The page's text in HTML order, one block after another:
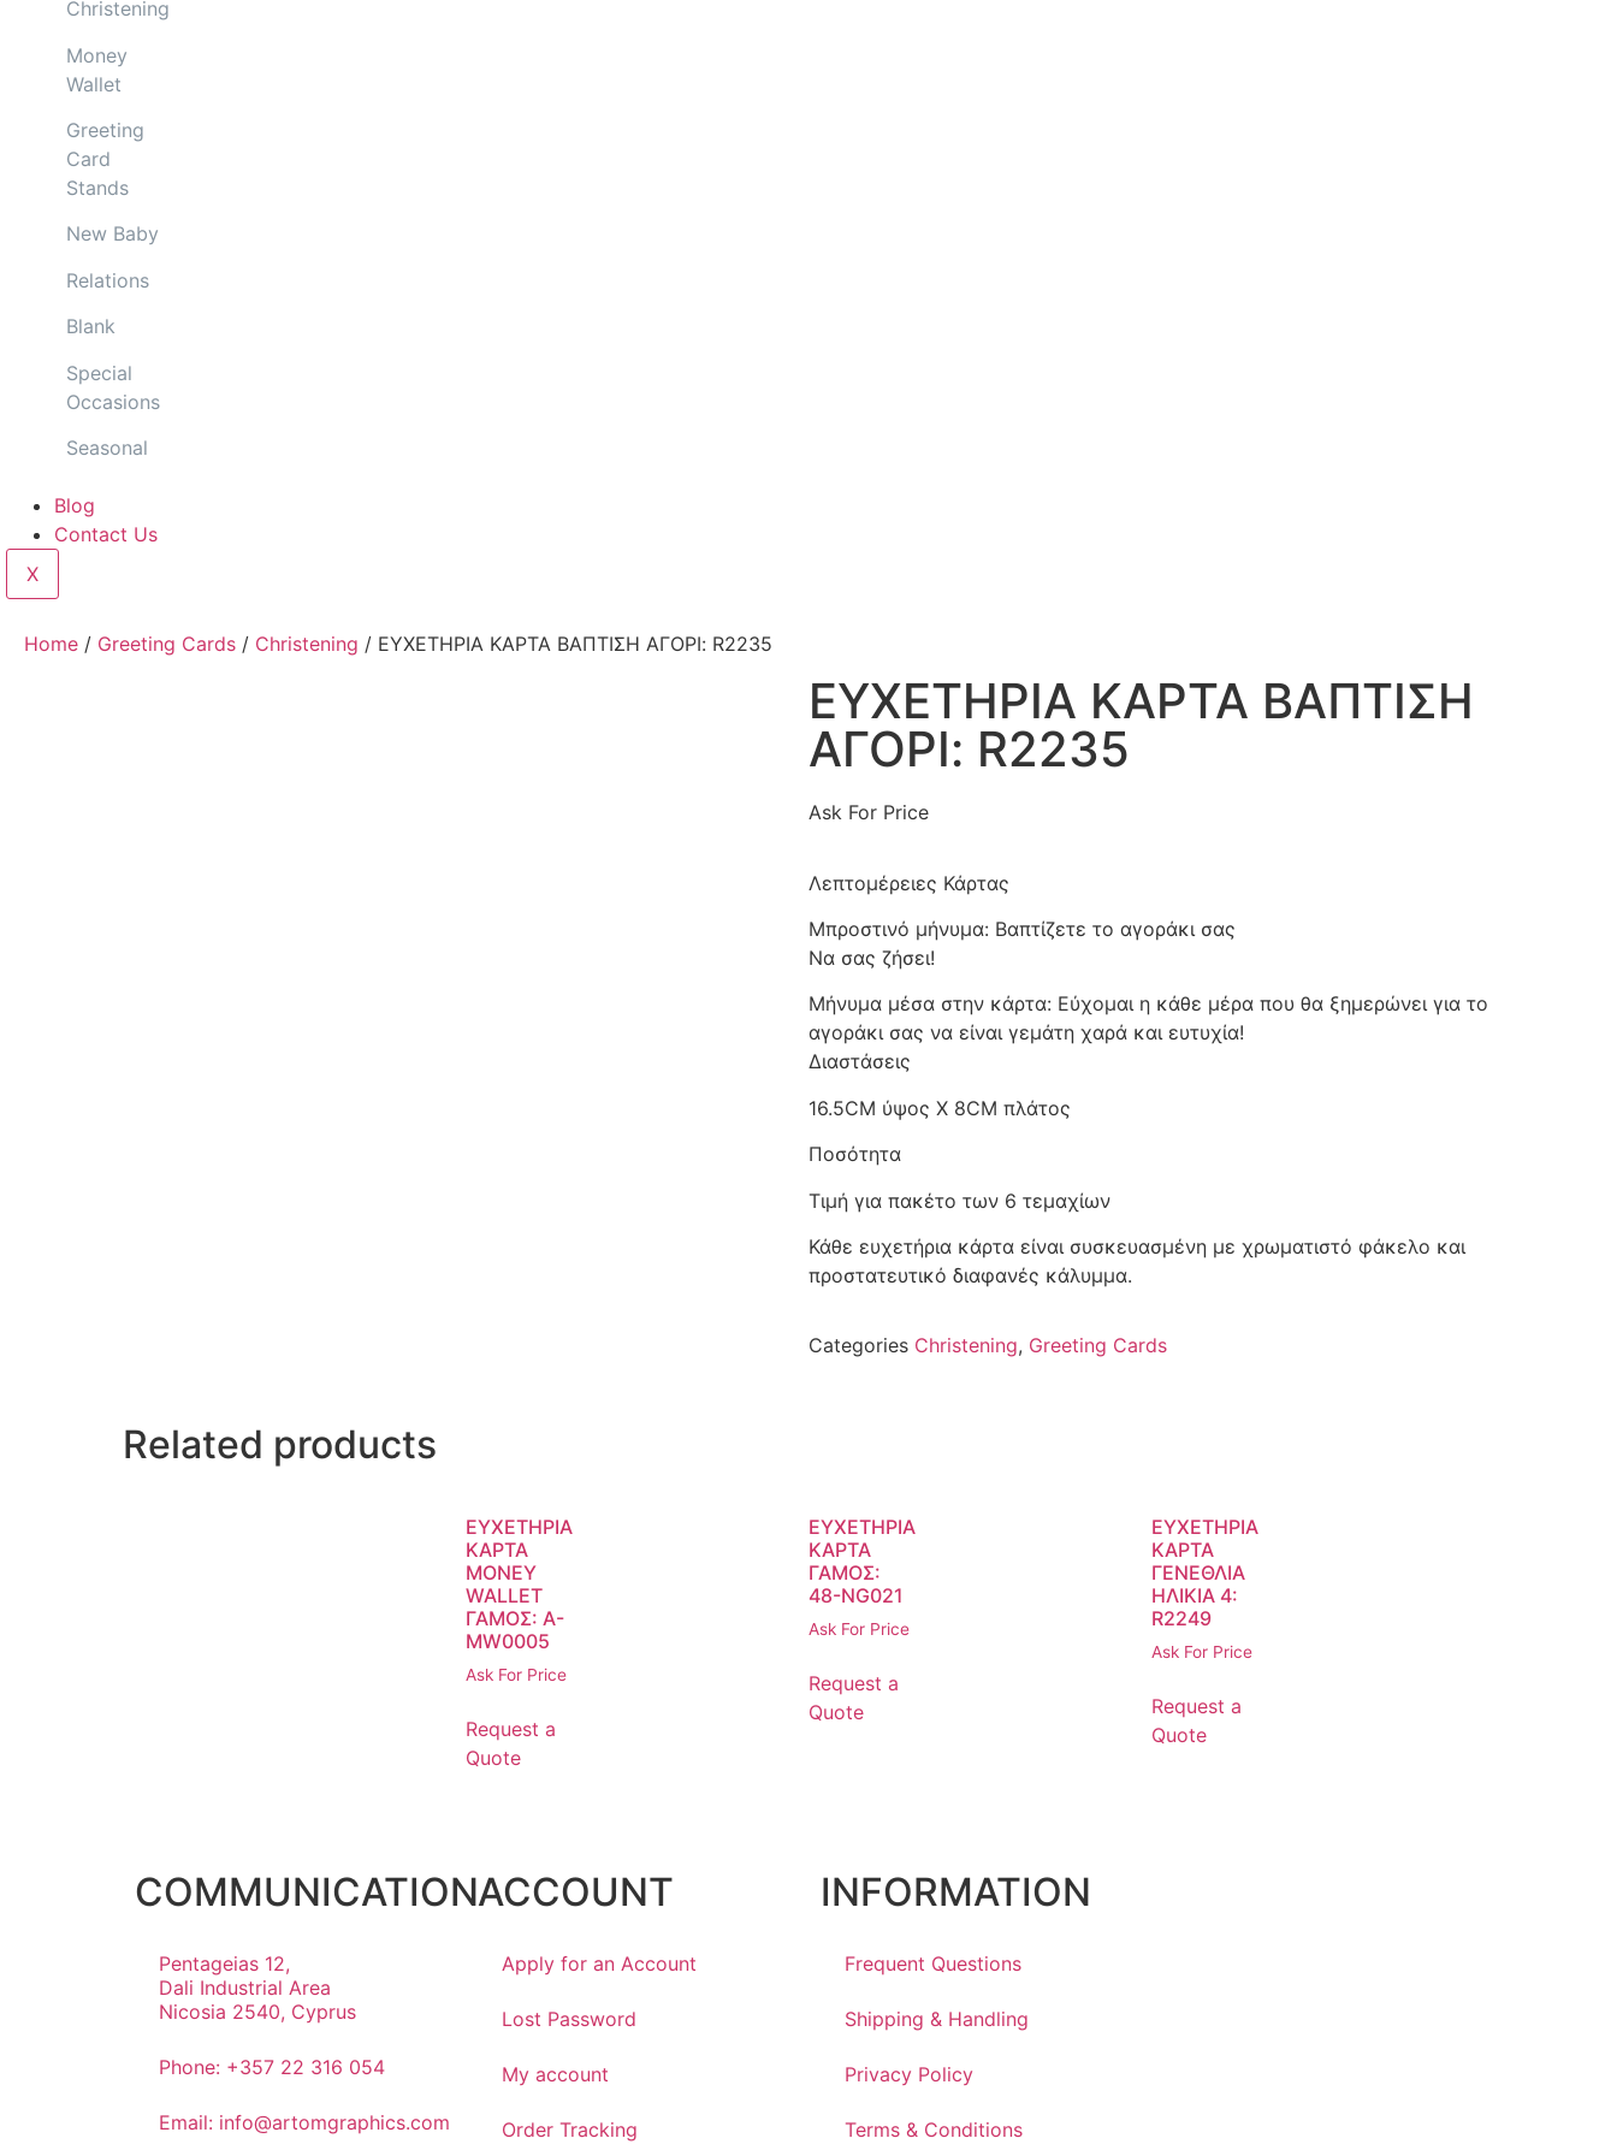
Christening
Money
Wallet
Greeting
Card
Stands
New Baby
Relations
Blank
Special
Occasions
Seasonal
Blog
Contact Us
X
Home / Greeting Cards / Christening / ΕΥΧΕΤΗΡΙΑ ΚΑΡΤΑ ΒΑΠΤΙΣΗ ΑΓΟΡΙ: R2235
ΕΥΧΕΤΗΡΙΑ ΚΑΡΤΑ ΒΑΠΤΙΣΗ
ΑΓΟΡΙ: R2235
Ask For Price
Λεπτομέρειες Κάρτας
Μπροστινό μήνυμα: Βαπτίζετε το αγοράκι σας
Να σας ζήσει!
Μήνυμα μέσα στην κάρτα: Εύχομαι η κάθε μέρα που θα ξημερώνει για το
αγοράκι σας να είναι γεμάτη χαρά και ευτυχία!
Διαστάσεις
16.5CM ύψος X 8CM πλάτος
Ποσότητα
Τιμή για πακέτο των 6 τεμαχίων
Κάθε ευχετήρια κάρτα είναι συσκευασμένη με χρωματιστό φάκελο και
προστατευτικό διαφανές κάλυμμα.
Categories Christening, Greeting Cards
Related products
ΕΥΧΕΤΗΡΙΑ
ΚΑΡΤΑ
MONEY
WALLET
ΓΑΜΟΣ: A-
MW0005
Ask For Price
Request a
Quote
ΕΥΧΕΤΗΡΙΑ
ΚΑΡΤΑ
ΓΑΜΟΣ:
48-NG021
Ask For Price
Request a
Quote
ΕΥΧΕΤΗΡΙΑ
ΚΑΡΤΑ
ΓΕΝΕΘΛΙΑ
ΗΛΙΚΙΑ 4:
R2249
Ask For Price
Request a
Quote
COMMUNICATION
Pentageias 12,
Dali Industrial Area
Nicosia 2540, Cyprus
Phone: +357 22 316 054
Email: info@artomgraphics.com
ACCOUNT
Apply for an Account
Lost Password
My account
Order Tracking
INFORMATION
Frequent Questions
Shipping & Handling
Privacy Policy
Terms & Conditions